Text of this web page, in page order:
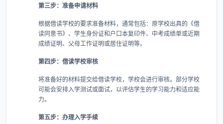
第三步：准备申请材料
根据借读学校的要求准备材料，通常包括：原学校出具的《借
读同意书》、学生身份证和户口本复印件、中考成绩单或近期
成绩证明、父母工作证明或居住证明等。
第四步：借读学校审核
将准备好的材料提交给借读学校，学校会进行审核。部分学校
可能会安排入学测试或面试，以评估学生的学习能力和适应能
力。
第五步：办理入学手续